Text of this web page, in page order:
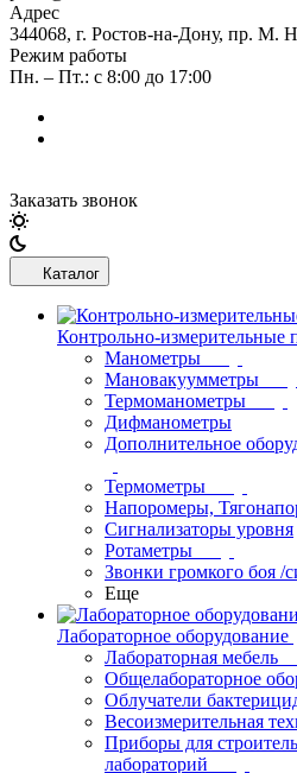
Адрес
344068, г. Ростов-на-Дону, пр. М.
Режим работы
Пн. – Пт.: с 8:00 до 17:00
Заказать звонок
Каталог
Контрольно-измерительные
Манометры
Мановакуумметры
Термоманометры
Дифманометры
Дополнительное
Термометры
Напоромеры,
Сигнализаторы уровня
Ротаметры
Звонки громкого боя /
Еще
Лабораторное оборудование
Лабораторная мебель
Общелабораторное
Облучатели
Весоизмерительная
Приборы для
лабораторий